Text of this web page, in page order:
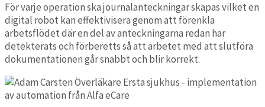
För varje operation ska journalanteckningar skapas vilket en
digital robot kan effektivisera genom att förenkla
arbetsflödet där en del av anteckningarna redan har
detekterats och förberetts så att arbetet med att slutföra
dokumentationen går snabbt och blir korrekt.